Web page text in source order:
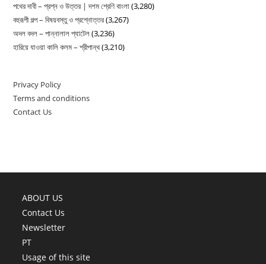
পথের দাবী – প্রশ্ন ও উত্তর | দশম শ্রেণি বাংলা(3,280)
বহুরূপী গল্প – বিষয়বস্তু ও প্রশ্নোত্তর(3,267)
অদল বদল – পান্নালাল প্যাটেল(3,236)
হারিয়ে যাওয়া কালি কলম – শ্রীপান্থ(3,210)
Privacy Policy
Terms and conditions
Contact Us
ABOUT US
Contact Us
Newsletter
PT
Usage of this site